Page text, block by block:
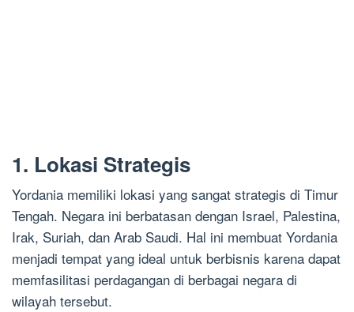
1. Lokasi Strategis
Yordania memiliki lokasi yang sangat strategis di Timur
Tengah. Negara ini berbatasan dengan Israel, Palestina,
Irak, Suriah, dan Arab Saudi. Hal ini membuat Yordania
menjadi tempat yang ideal untuk berbisnis karena dapat
memfasilitasi perdagangan di berbagai negara di
wilayah tersebut.